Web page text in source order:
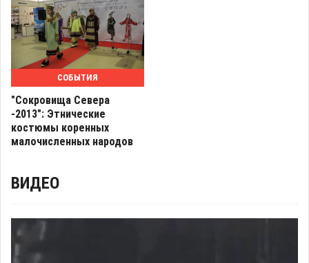
СОБЫТИЯ
"Сокровища Севера
-2013": Этнические
костюмы коренных
малочисленных народов
ВИДЕО